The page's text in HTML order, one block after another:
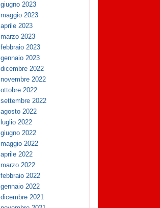
giugno 2023
maggio 2023
aprile 2023
marzo 2023
febbraio 2023
gennaio 2023
dicembre 2022
novembre 2022
ottobre 2022
settembre 2022
agosto 2022
luglio 2022
giugno 2022
maggio 2022
aprile 2022
marzo 2022
febbraio 2022
gennaio 2022
dicembre 2021